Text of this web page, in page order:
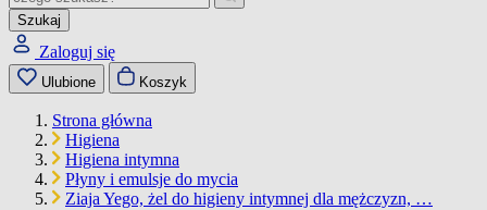
Szukaj
Zaloguj się
Ulubione Koszyk
Strona główna
Higiena
Higiena intymna
Płyny i emulsje do mycia
Ziaja Yego, żel do higieny intymnej dla mężczyzn, …